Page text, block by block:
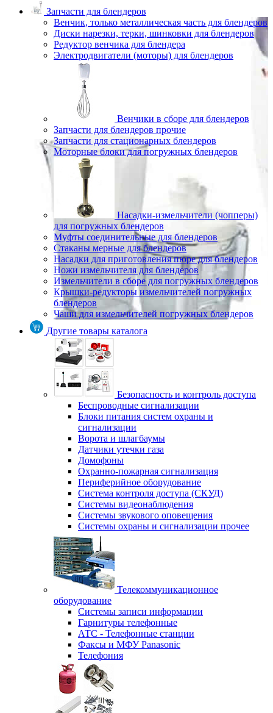
Запчасти для блендеров
Венчик, только металлическая часть для блендеров
Диски нарезки, терки, шинковки для блендеров
Редуктор венчика для блендера
Электродвигатели (моторы) для блендеров
Венчики в сборе для блендеров
Запчасти для блендеров прочие
Запчасти для стационарных блендеров
Моторные блоки для погружных блендеров
Насадки-измельчители (чопперы)
для погружных блендеров
Муфты соединительные для блендеров
Стаканы мерные для блендеров
Насадки для приготовления пюре для блендеров
Ножи измельчителя для блендеров
Измельчители в сборе для погружных блендеров
Крышки-редукторы измельчителей погружных
блендеров
Чаши для измельчителей погружных блендеров
Другие товары каталога
Безопасность и контроль доступа
Беспроводные сигнализации
Блоки питания систем охраны и
сигнализации
Ворота и шлагбаумы
Датчики утечки газа
Домофоны
Охранно-пожарная сигнализация
Периферийное оборудование
Система контроля доступа (СКУД)
Системы видеонаблюдения
Системы звукового оповещения
Системы охраны и сигнализации прочее
Телекоммуникационное
оборудование
Системы записи информации
Гарнитуры телефонные
АТС - Телефонные станции
Факсы и МФУ Panasonic
Телефония